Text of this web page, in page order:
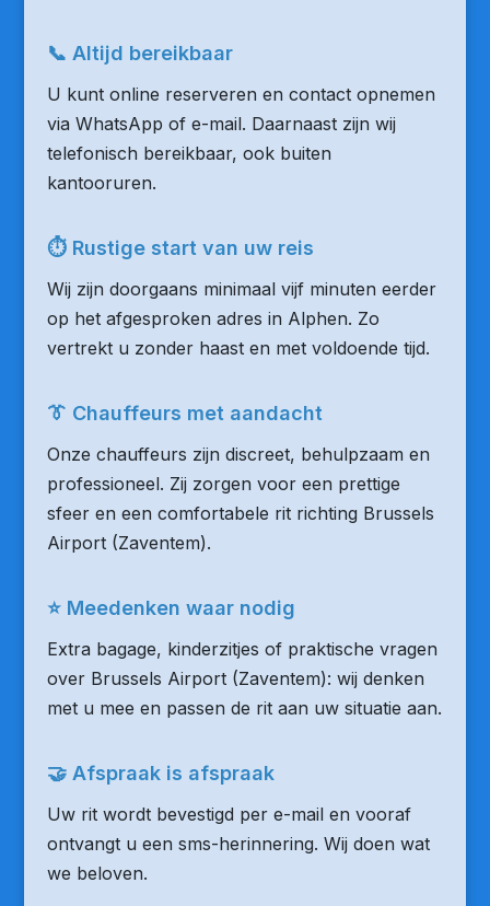
📞 Altijd bereikbaar
U kunt online reserveren en contact opnemen
via WhatsApp of e-mail. Daarnaast zijn wij
telefonisch bereikbaar, ook buiten
kantooruren.
⏱ Rustige start van uw reis
Wij zijn doorgaans minimaal vijf minuten eerder
op het afgesproken adres in Alphen. Zo
vertrekt u zonder haast en met voldoende tijd.
👔 Chauffeurs met aandacht
Onze chauffeurs zijn discreet, behulpzaam en
professioneel. Zij zorgen voor een prettige
sfeer en een comfortabele rit richting Brussels
Airport (Zaventem).
⭐ Meedenken waar nodig
Extra bagage, kinderzitjes of praktische vragen
over Brussels Airport (Zaventem): wij denken
met u mee en passen de rit aan uw situatie aan.
🤝 Afspraak is afspraak
Uw rit wordt bevestigd per e-mail en vooraf
ontvangt u een sms-herinnering. Wij doen wat
we beloven.